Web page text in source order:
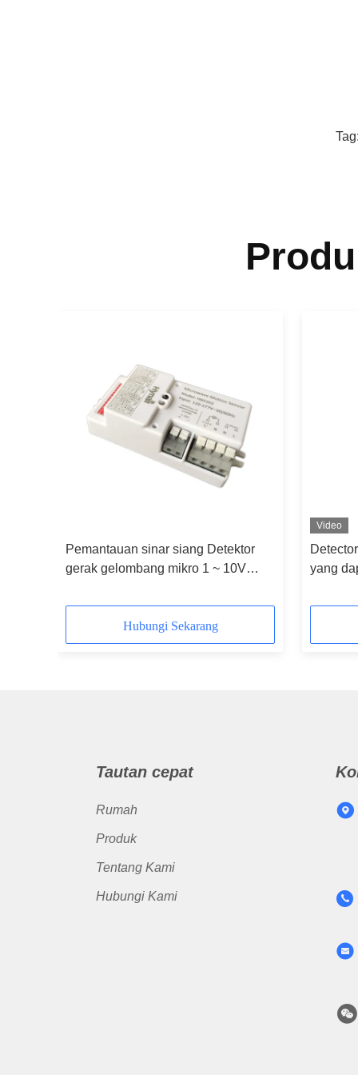
Pemantauan sinar siang Detektor
gerak gelombang mikro 1 ~ 10V
Hubungi Sekarang
Video
yang
Tautan cepat
Rumah
Produk
Tentang Kami
Hubungi Kami